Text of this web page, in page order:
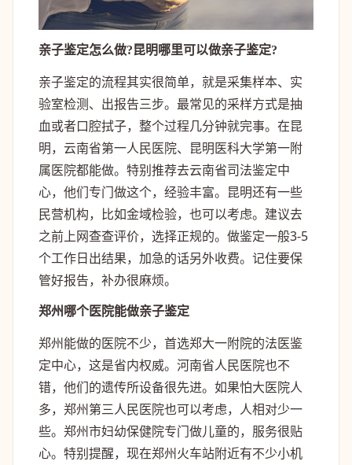
亲子鉴定怎么做?昆明哪里可以做亲子鉴定?
亲子鉴定的流程其实很简单，就是采集样本、实
验室检测、出报告三步。最常见的采样方式是抽
血或者口腔拭子，整个过程几分钟就完事。在昆
明，云南省第一人民医院、昆明医科大学第一附
属医院都能做。特别推荐去云南省司法鉴定中
心，他们专门做这个，经验丰富。昆明还有一些
民营机构，比如金域检验，也可以考虑。建议去
之前上网查查评价，选择正规的。做鉴定一般3-5
个工作日出结果，加急的话另外收费。记住要保
管好报告，补办很麻烦。
郑州哪个医院能做亲子鉴定
郑州能做的医院不少，首选郑大一附院的法医鉴
定中心，这是省内权威。河南省人民医院也不
错，他们的遗传所设备很先进。如果怕大医院人
多，郑州第三人民医院也可以考虑，人相对少一
些。郑州市妇幼保健院专门做儿童的，服务很贴
心。特别提醒，现在郑州火车站附近有不少小机